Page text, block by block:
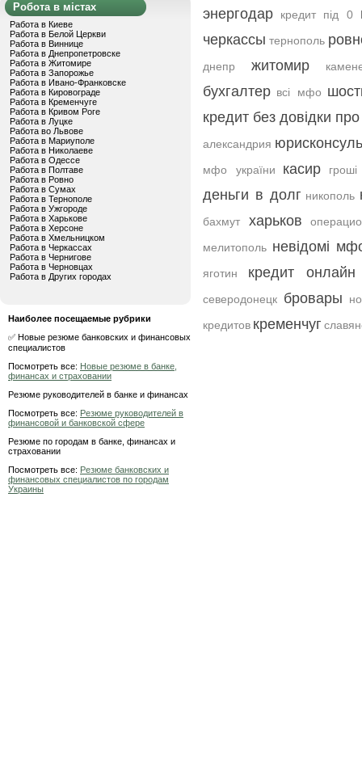
Робота в містах
Работа в Киеве
Работа в Белой Церкви
Работа в Виннице
Работа в Днепропетровске
Работа в Житомире
Работа в Запорожье
Работа в Ивано-Франковске
Работа в Кировограде
Работа в Кременчуге
Работа в Кривом Роге
Работа в Луцке
Работа во Львове
Работа в Мариуполе
Работа в Николаеве
Работа в Одессе
Работа в Полтаве
Работа в Ровно
Работа в Сумах
Работа в Тернополе
Работа в Ужгороде
Работа в Харькове
Работа в Херсоне
Работа в Хмельницком
Работа в Черкассах
Работа в Чернигове
Работа в Черновцах
Работа в Других городах
Наиболее посещаемые рубрики
✅ Новые резюме банковских и финансовых
специалистов
Посмотреть все: Новые резюме в банке,
финансах и страховании
Резюме руководителей в банке и финансах
Посмотреть все: Резюме руководителей в
финансовой и банковской сфере
Резюме по городам в банке, финансах и
страховании
Посмотреть все: Резюме банковских и
финансовых специалистов по городам
Украины
энергодар кредит під 0
черкассы тернополь
днепр житомир
бухгалтер всі мфо
кредит без довідки
александрия
мфо україни касир
деньги в долг никополь
бахмут харьков
мелитополь невідомі
яготин кредит
северодонецк бровары
кредитов кременчуг